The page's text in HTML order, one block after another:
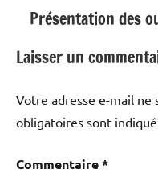
Présentation des
Laisser un
Votre adresse e-mail ne
obligatoires sont
Commentaire*